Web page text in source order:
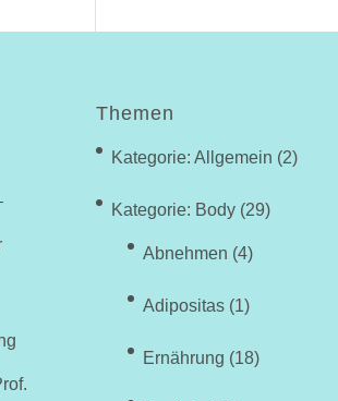
Themen
Kategorie: Allgemein (2)
Kategorie: Body (29)
Abnehmen (4)
Adipositas (1)
Ernährung (18)